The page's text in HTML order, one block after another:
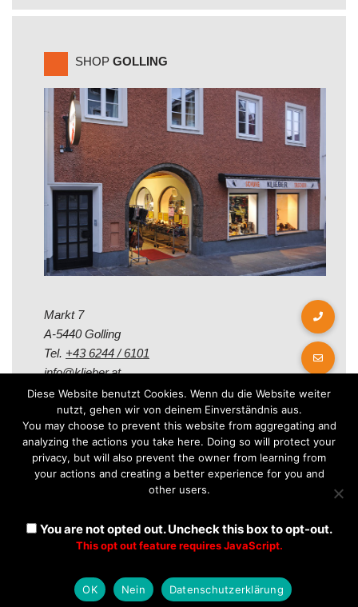
SHOP GOLLING
Markt 7
A-5440 Golling
Tel. +43 6244 / 6101
info@klieber.at
Öffungszeiten
Montag - Freitag:
08.00 - 12.00 Uhr
08.30 - 12.30 Uhr
| Präsentiert vonWordPress
Diese Website benutzt Cookies. Wenn du die Website weiter
nutzt, gehen wir von deinem Einverständnis aus.
You may choose to prevent this website from aggregating and
analyzing the actions you take here. Doing so will protect your
privacy, but will also prevent the owner from learning from
your actions and creating a better experience for you and
other users.
You are not opted out. Uncheck this box to opt-out.
This opt out feature requires JavaScript.
OK Nein Datenschutzerklärung